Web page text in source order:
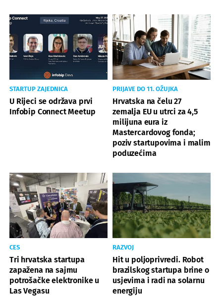
STARTUP ZAJEDNICA
U Rijeci se održava prvi
Infobip Connect Meetup
PRIJAVE DO 11. OŽUJKA
Hrvatska na čelu 27
zemalja EU u utrci za 4,5
milijuna eura iz
Mastercardovog fonda;
poziv startupovima i malim
poduzećima
CES
Tri hrvatska startupa
zapažena na sajmu
potrošačke elektronike u
Las Vegasu
RAZVOJ
Hit u poljoprivredi. Robot
brazilskog startupa brine o
usjevima i radi na solarnu
energiju